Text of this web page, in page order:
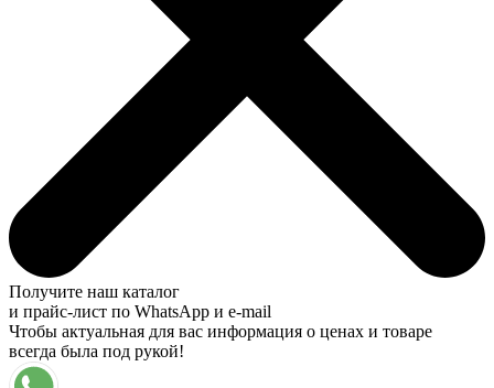
Получите наш каталог
и прайс-лист по WhatsApp и e-mail
Чтобы актуальная для вас информация о ценах и товаре
всегда была под рукой!